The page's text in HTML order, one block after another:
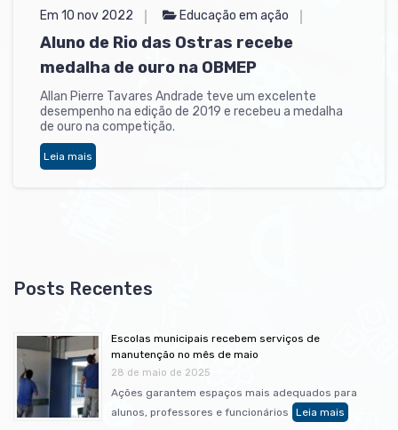
Em 10 nov 2022 Educação em ação
Aluno de Rio das Ostras recebe
medalha de ouro na OBMEP
Allan Pierre Tavares Andrade teve um excelente
desempenho na edição de 2019 e recebeu a medalha
de ouro na competição.
Leia mais
Escolas municipais recebem serviços de
manutenção no mês de maio
28 de maio de 2025
Ações garantem espaços mais adequados para
alunos, professores e funcionários